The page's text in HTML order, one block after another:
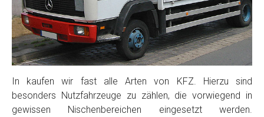
In kaufen wir fast alle Arten von KFZ. Hierzu sind
besonders Nutzfahrzeuge zu zählen, die vorwiegend in
gewissen Nischenbereichen eingesetzt werden.